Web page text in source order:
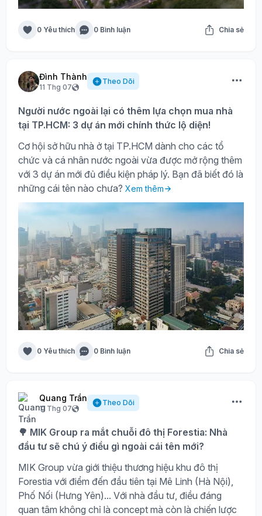
0 Yêu thích 0 Bình luận Chia sẻ
Đình Thành
11 Thg 07
Theo Dõi
Người nước ngoài lại có thêm lựa chọn mua nhà
tại TP.HCM: 3 dự án mới chính thức lộ diện!
Cơ hội sở hữu nhà ở tại TP.HCM dành cho các tổ
chức và cá nhân nước ngoài vừa được mở rộng thêm
với 3 dự án mới đủ điều kiện pháp lý. Bạn đã biết đó là
những cái tên nào chưa? Xem thêm
0 Yêu thích 0 Bình luận Chia sẻ
Quang Trần
11 Thg 07
Theo Dõi
🌳 MIK Group ra mắt chuỗi đô thị Forestia: Nhà
đầu tư sẽ chú ý điều gì ngoài cái tên mới?
MIK Group vừa giới thiệu thương hiệu khu đô thị
Forestia với điểm đến đầu tiên tại Mê Linh (Hà Nội),
Phố Nối (Hưng Yên)... Với nhà đầu tư, điều đáng
quan tâm không chỉ là concept mà còn là chiến lược